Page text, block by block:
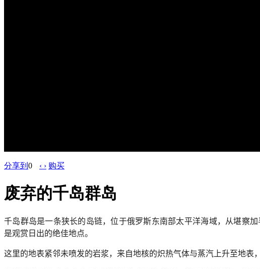
分享到 0 ‹ › 购买
废弃的千岛群岛
千岛群岛是一条狭长的岛链，位于俄罗斯东南部太平洋海域，从堪察
是观赏日出的绝佳地点。
这里的地表紧邻未喷发的岩浆，来自地核的炽热气体与蒸汽上升至地表